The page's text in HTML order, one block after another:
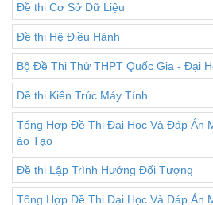
Đề thi Cơ Sở Dữ Liệu
Đề thi Hệ Điều Hành
Bộ Đề Thi Thử THPT Quốc Gia - Đại
Đề thi Kiến Trúc Máy Tính
Tổng Hợp Đề Thi Đại Học Và Đáp Án
ào Tạo
Đề thi Lập Trình Hướng Đối Tượng
Tổng Hợp Đề Thi Đại Học Và Đáp Án